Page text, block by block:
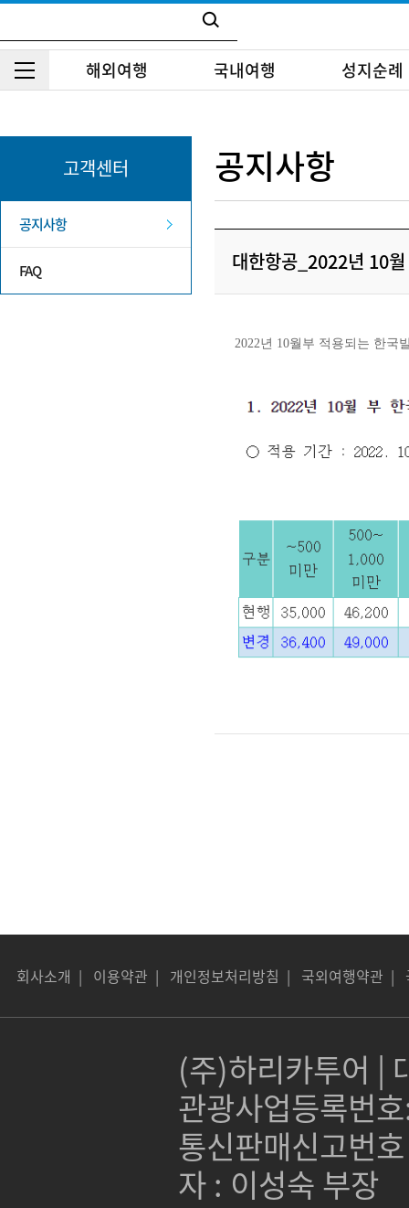
해외여행 국내여행 성지순례
고객센터
공지사항
FAQ
공지사항
대한항공_2022년 10
회사소개 | 이용약관 | 개인정보처리방침 | 국외여행약관 |
(주)하리카투어 |
관광사업등록번
통신판매신고번
자 : 이성숙 부장